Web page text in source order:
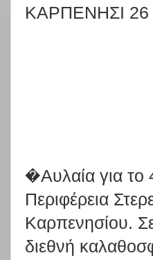
ΚΑΡΠΕΝΗΣΙ 26
�Αυλαία για
Περιφέρεια
Καρπενησίου.
διεθνή